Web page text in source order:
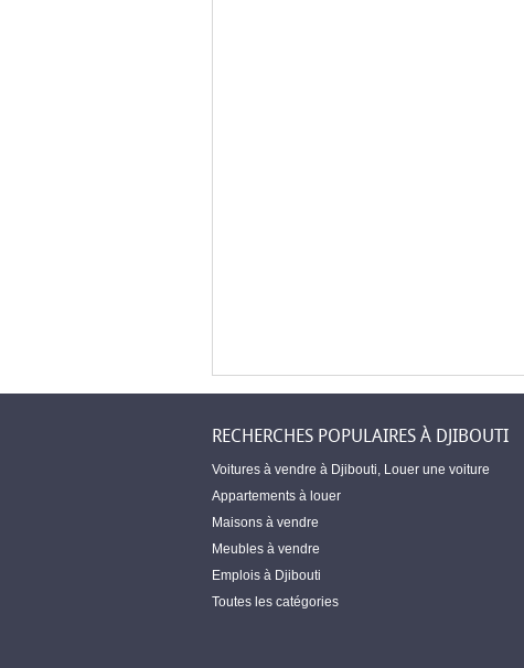
RECHERCHES POPULAIRES À DJIBOUTI
Voitures à vendre à Djibouti Louer une voiture
Appartements à louer
Maisons à vendre
Meubles à vendre
Emplois à Djibouti
Toutes les catégories